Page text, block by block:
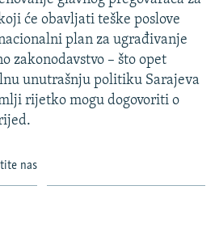
će obavljati teške poslove
plan za ugrađivanje
zakonodavstvo – što opet
unutrašnju politiku Sarajeva
rijetko mogu dogovoriti o
nas